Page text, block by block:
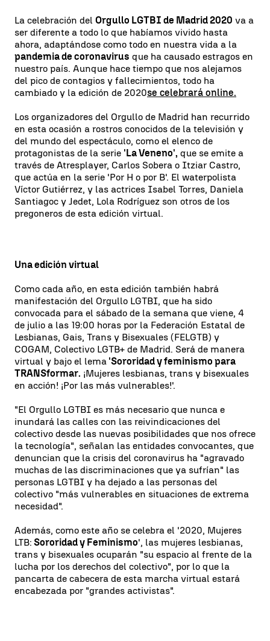
La celebración del Orgullo LGTBI de Madrid 2020 va a
ser diferente a todo lo que habíamos vivido hasta
ahora, adaptándose como todo en nuestra vida a la
pandemia de coronavirus que ha causado estragos en
nuestro país. Aunque hace tiempo que nos alejamos
del pico de contagios y fallecimientos, todo ha
cambiado y la edición de 2020se celebrará online.
Los organizadores del Orgullo de Madrid han recurrido
en esta ocasión a rostros conocidos de la televisión y
del mundo del espectáculo, como el elenco de
protagonistas de la serie 'La Veneno', que se emite a
través de Atresplayer, Carlos Sobera o Itziar Castro,
que actúa en la serie 'Por H o por B'. El waterpolista
Víctor Gutiérrez, y las actrices Isabel Torres, Daniela
Santiagoc y Jedet, Lola Rodríguez son otros de los
pregoneros de esta edición virtual.
Una edición virtual
Como cada año, en esta edición también habrá
manifestación del Orgullo LGTBI, que ha sido
convocada para el sábado de la semana que viene, 4
de julio a las 19:00 horas por la Federación Estatal de
Lesbianas, Gais, Trans y Bisexuales (FELGTB) y
COGAM, Colectivo LGTB+ de Madrid. Será de manera
virtual y bajo el lema 'Sororidad y feminismo para
TRANSformar. ¡Mujeres lesbianas, trans y bisexuales
en acción! ¡Por las más vulnerables!'.
"El Orgullo LGTBI es más necesario que nunca e
inundará las calles con las reivindicaciones del
colectivo desde las nuevas posibilidades que nos ofrece
la tecnología", señalan las entidades convocantes, que
denuncian que la crisis del coronavirus ha "agravado
muchas de las discriminaciones que ya sufrían" las
personas LGTBI y ha dejado a las personas del
colectivo "más vulnerables en situaciones de extrema
necesidad".
Además, como este año se celebra el '2020, Mujeres
LTB: Sororidad y Feminismo', las mujeres lesbianas,
trans y bisexuales ocuparán "su espacio al frente de la
lucha por los derechos del colectivo", por lo que la
pancarta de cabecera de esta marcha virtual estará
encabezada por "grandes activistas".